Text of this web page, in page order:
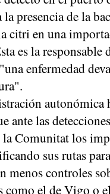
la presencia de la
citri en una
es la responsable
enfermedad
autonómica
ante las
la Comunitat los
sus rutas
menos controles
como el de Vigo o